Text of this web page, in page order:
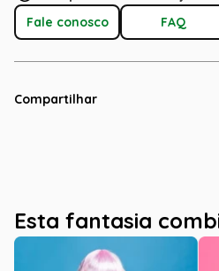
Fale conosco FAQ
Compartilhar
Esta fantasia